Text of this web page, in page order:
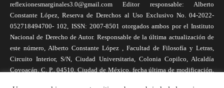
reflexionesmarginales3.0@gmail.com Editor responsable: Alberto
Constante López, Reserva de Derechos al Uso Exclusivo No. 04-2022-
052718494700- 102, ISSN: 2007-8501 otorgados ambos por el Instituto
Nacional de Derecho de Autor. Responsable de la última actualización de
este número, Alberto Constante López , Facultad de Filosofía y Letras,
Circuito Interior, S/N, Ciudad Universitaria, Colonia Copilco, Alcaldía
Coyoacán, C. P., 04510, Ciudad de México, fecha última de modificación,